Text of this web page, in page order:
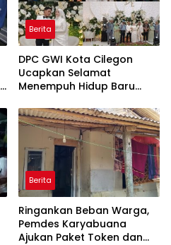
Berita
DPC GWI Kota Cilegon
Ucapkan Selamat
Menempuh Hidup Baru
Tuanku Ihza Kemalsya
Damanik
Berita
Ringankan Beban Warga,
Pemdes Karyabuana
Ajukan Paket Token dan